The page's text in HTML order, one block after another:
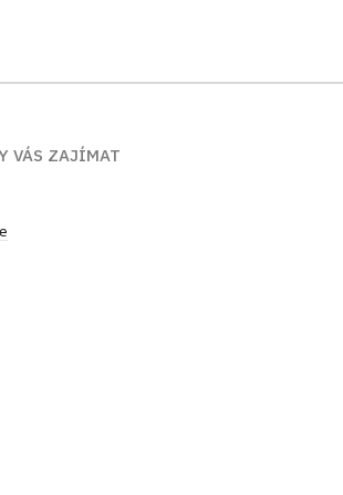
VÁS ZAJÍMAT